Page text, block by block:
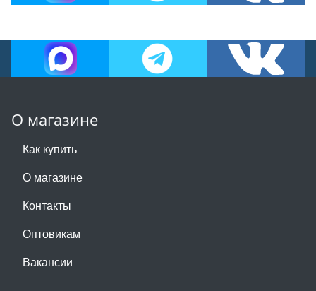
О магазине
Как купить
О магазине
Контакты
Оптовикам
Вакансии